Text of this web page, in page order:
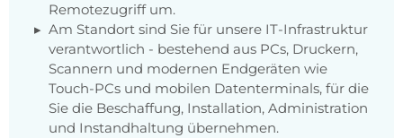
Remotezugriff um.
Am Standort sind Sie für unsere IT-Infrastruktur
verantwortlich - bestehend aus PCs, Druckern,
Scannern und modernen Endgeräten wie
Touch-PCs und mobilen Datenterminals, für die
Sie die Beschaffung, Installation, Administration
und Instandhaltung übernehmen.